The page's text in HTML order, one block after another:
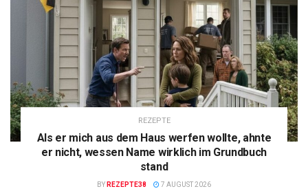
REZEPTE
Als er mich aus dem Haus werfen wollte, ahnte
er nicht, wessen Name wirklich im Grundbuch
stand
BY REZEPTE38 7 AUGUST 2026